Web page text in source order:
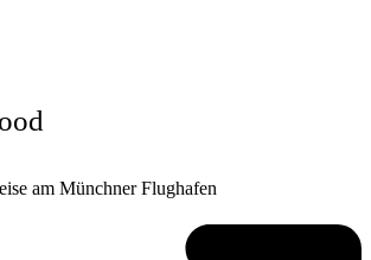
am Münchner Flughafen